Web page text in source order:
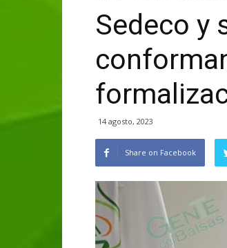
Sedeco y
14 agosto, 2023
Share on Facebook